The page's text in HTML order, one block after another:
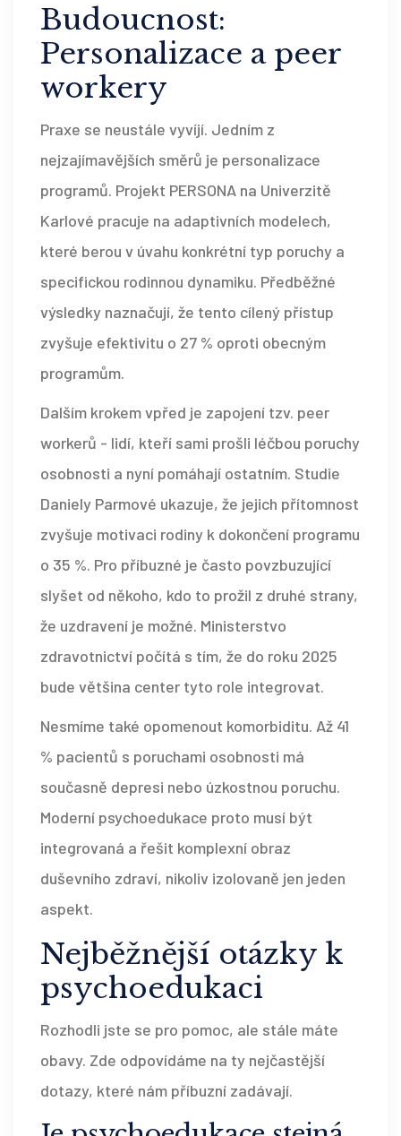
Budoucnost:
Personalizace a peer
workery
Praxe se neustále vyvíjí. Jedním z
nejzajímavějších směrů je personalizace
programů. Projekt PERSONA na Univerzitě
Karlové pracuje na adaptivních modelech,
které berou v úvahu konkrétní typ poruchy a
specifickou rodinnou dynamiku. Předběžné
výsledky naznačují, že tento cílený přístup
zvyšuje efektivitu o 27 % oproti obecným
programům.
Dalším krokem vpřed je zapojení tzv. peer
workerů - lidí, kteří sami prošli léčbou poruchy
osobnosti a nyní pomáhají ostatním. Studie
Daniely Parmové ukazuje, že jejich přítomnost
zvyšuje motivaci rodiny k dokončení programu
o 35 %. Pro příbuzné je často povzbuzující
slyšet od někoho, kdo to prožil z druhé strany,
že uzdravení je možné. Ministerstvo
zdravotnictví počítá s tím, že do roku 2025
bude většina center tyto role integrovat.
Nesmíme také opomenout komorbiditu. Až 41
% pacientů s poruchami osobnosti má
současně depresi nebo úzkostnou poruchu.
Moderní psychoedukace proto musí být
integrovaná a řešit komplexní obraz
duševního zdraví, nikoliv izolovaně jen jeden
aspekt.
Nejběžnější otázky k
psychoedukaci
Rozhodli jste se pro pomoc, ale stále máte
obavy. Zde odpovídáme na ty nejčastější
dotazy, které nám příbuzní zadávají.